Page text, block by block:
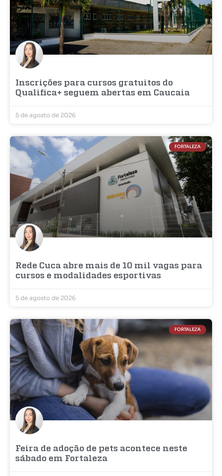
Inscrições para cursos gratuitos do
Qualifica+ seguem abertas em Caucaia
5 de agosto de 2026
FORTALEZA
Rede Cuca abre mais de 10 mil vagas para
cursos e modalidades esportivas
5 de agosto de 2026
FORTALEZA
Feira de adoção de pets acontece neste
sábado em Fortaleza